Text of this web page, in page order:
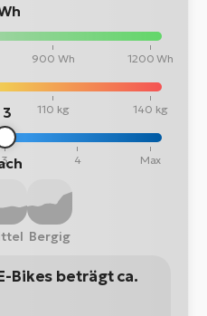
900 Wh 1200 Wh
110 kg 140 kg
3
3 4 Max
Bergig
Bikes beträgt ca.